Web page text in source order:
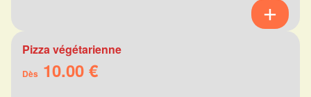
Pizza végétarienne
Dès 10.00 €